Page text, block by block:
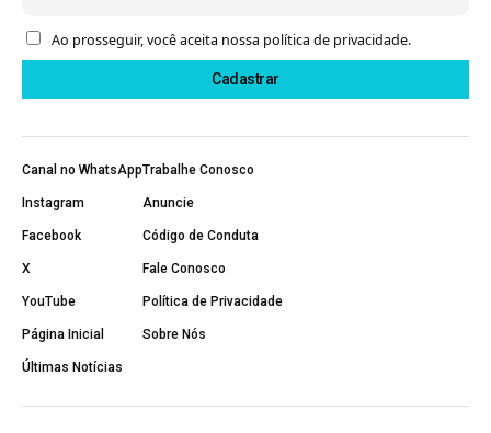
Ao prosseguir, você aceita nossa política de privacidade.
Canal no WhatsApp
Instagram
Facebook
X
YouTube
Página Inicial
Últimas Notícias
Trabalhe Conosco
Anuncie
Código de Conduta
Fale Conosco
Política de Privacidade
Sobre Nós